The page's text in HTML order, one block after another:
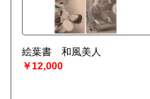
絵葉書 和風美人
￥12,000